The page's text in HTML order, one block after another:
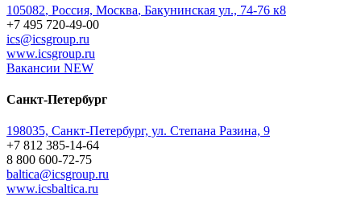
105082, Россия, Москва, Бакунинская ул., 74-76 к8
+7 495 720-49-00
ics@icsgroup.ru
www.icsgroup.ru
Вакансии NEW
Санкт-Петербург
198035, Санкт-Петербург, ул. Степана Разина, 9
+7 812 385-14-64
8 800 600-72-75
baltica@icsgroup.ru
www.icsbaltica.ru